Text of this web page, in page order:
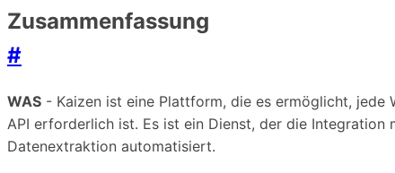
Zusammenfassung
#
WAS - Kaizen ist eine Plattform, die es ermöglicht,
API erforderlich ist. Es ist ein Dienst, der die
Datenextraktion automatisiert.